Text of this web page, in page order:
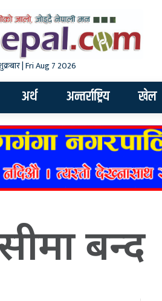
| Fri Aug 7 2026
अर्थ अन्तर्राष्ट्रिय खेल
बन्द